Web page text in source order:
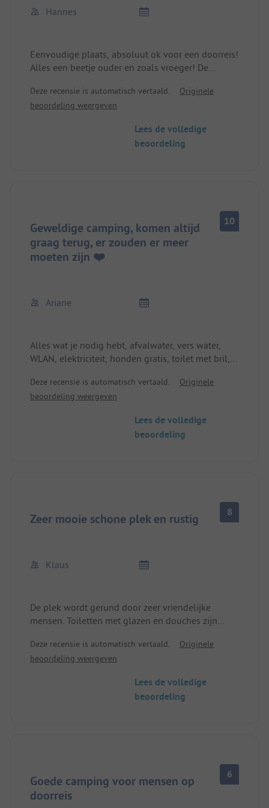
Hannes
Eenvoudige plaats, absoluut ok voor een doorreis!
Alles een beetje ouder en zoals vroeger! De
fietsers en fietsers. Je kunt in de bergen wandelen
direct vanaf de camping, een leuk klein dorpje.
pizza komt NIET uit Italië!
Deze recensie is automatisch vertaald.
Originele
beoordeling weergeven
Lees de volledige
beoordeling
Geweldige camping, komen altijd
graag terug, er zouden er meer
moeten zijn ❤️
10
Ariane
Alles wat je nodig hebt, afvalwater, vers water,
WLAN, elektriciteit, honden gratis, toilet met bril,
zeer goed onderhouden, aardig personeel,
broodjesservice, heerlijke pizza aan de bar.
Deze recensie is automatisch vertaald.
Originele
beoordeling weergeven
Lees de volledige
beoordeling
Zeer mooie schone plek en rustig 8
Klaus
De plek wordt gerund door zeer vriendelijke
mensen. Toiletten met glazen en douches zijn
maar zeer goed onderhouden. Helaas is het vanaf
de bovenste kampeerplaatsen een heel eind naar
uitzicht op de bergen is het waard. Restaurant met
goede pizza en vriendelijke bediening. Wij waren
Deze recensie is automatisch vertaald.
Originele
beoordeling weergeven
Lees de volledige
beoordeling
Goede camping voor mensen op
doorreis
6